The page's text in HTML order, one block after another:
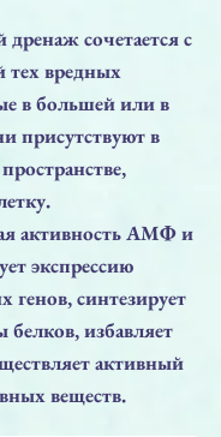
сочетается с
тех вредных
в большей или в
присутствуют в
активность АМФ и
экспрессию
генов, синтезирует
избавляет
активный
веществ.